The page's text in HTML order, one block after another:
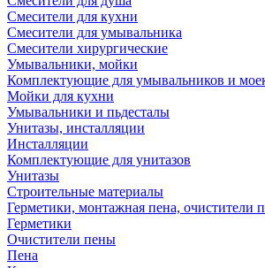
Смесители для кухни
Смесители для умывальника
Смесители хирургические
Умывальники, мойки
Комплектующие для умывальников и
Мойки для кухни
Умывальники и пьдесталы
Унитазы, инсталляции
Инсталляции
Комплектующие для унитазов
Унитазы
Строительные материалы
Герметики, монтажная пена, очистители
Герметики
Очистители пены
Пена